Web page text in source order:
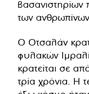
βασανιστηρίων
των
Ο Οτσαλάν
φυλακών
κρατείται σε
τρία χρόνια. Η